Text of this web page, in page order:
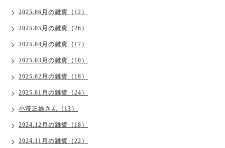
2025.06月の雑貨（12）
2025.05月の雑貨（26）
2025.04月の雑貨（17）
2025.03月の雑貨（10）
2025.02月の雑貨（18）
2025.01月の雑貨（24）
小澄正雄さん（13）
2024.12月の雑貨（18）
2024.11月の雑貨（22）